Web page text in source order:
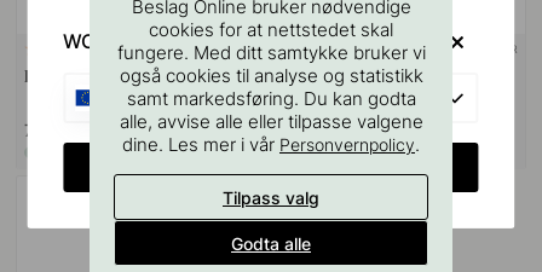
127
Boremal for Håndtak & Knotter
75 kr
4 + LENGDER
Håndtak Brooklyn - Mørk
Børstet Messing
259 kr
På lager
Beslag Online bruker nødvendige
cookies for at nettstedet skal
fungere. Med ditt samtykke bruker vi
også cookies til analyse og statistikk
samt markedsføring. Du kan godta
alle, avvise alle eller tilpasse valgene
dine. Les mer i vår Personvernpolicy.
Tilpass valg
Godta alle
WOULD YOU RATHER VISIT?
EU